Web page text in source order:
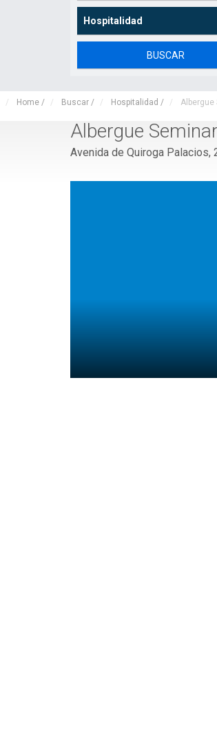
Home / Buscar / Hospitalidad / Albergue
Hospitalidad
Albergue
Avenida de Quiroga Palacios,